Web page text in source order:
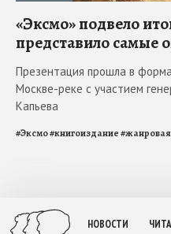
«Эксмо» подвело
представило самые
Презентация прошла в
Москве-реке с участием
Капьева
#Эксмо#книгоиздание#
НОВОСТИ